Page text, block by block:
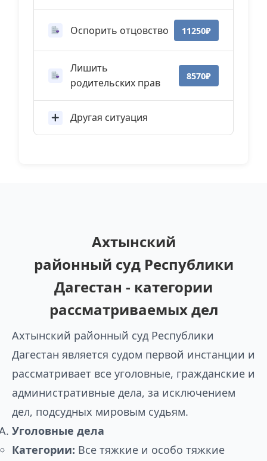
Оспорить отцовство 11250₽
Лишить
родительских прав
8570₽
Другая ситуация
Ахтынский
районный суд Республики
Дагестан - категории
рассматриваемых дел
Ахтынский районный суд Республики
Дагестан является судом первой инстанции и
рассматривает все уголовные, гражданские и
административные дела, за исключением
дел, подсудных мировым судьям.
Уголовные дела
Категории: Все тяжкие и особо тяжкие